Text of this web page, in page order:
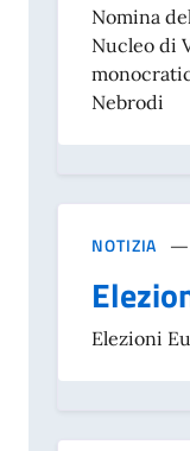
Nomina
Nucleo di
Nebrodi
NOTIZIA
Elezioni